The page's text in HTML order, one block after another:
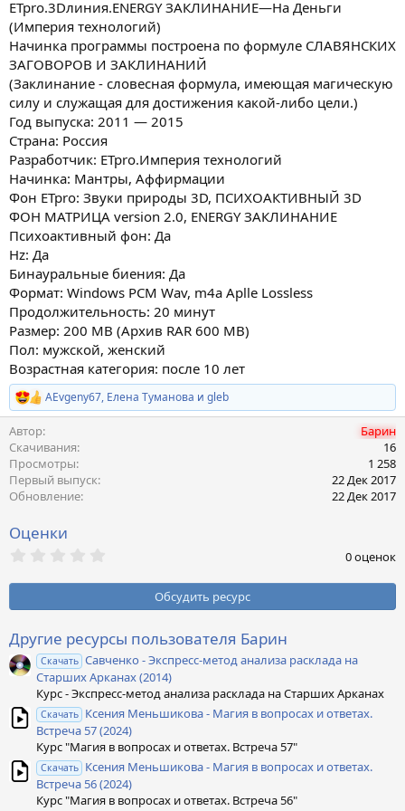
ETpro.3Dлиния.ENERGY ЗАКЛИНАНИЕ—На Деньги
(Империя технологий)
Начинка программы построена по формуле СЛАВЯНСКИХ
ЗАГОВОРОВ И ЗАКЛИНАНИЙ
(Заклинание - словесная формула, имеющая магическую
силу и служащая для достижения какой-либо цели.)
Год выпуска: 2011 — 2015
Страна: Россия
Разработчик: ETpro.Империя технологий
Начинка: Мантры, Аффирмации
Фон ETpro: Звуки природы 3D, ПСИХОАКТИВНЫЙ 3D
ФОН МАТРИЦА version 2.0, ENERGY ЗАКЛИНАНИЕ
Психоактивный фон: Да
Hz: Да
Бинауральные биения: Да
Формат: Windows PCM Wav, m4a Aplle Lossless
Продолжительность: 20 минут
Размер: 200 MB (Архив RAR 600 MB)
Пол: мужской, женский
Возрастная категория: после 10 лет
Р
е
а
к
ц
и
и
:
AEvgeny67, Елена Туманова и gleb
Автор
Барин
Скачивания
16
Просмотры
1 258
Первый выпуск
22 Дек 2017
Обновление
22 Дек 2017
Оценки
0
з
ё
з
д
0 оценок
Обсудить ресурс
Другие ресурсы пользователя Барин
Скачать Савченко - Экспресс-метод анализа расклада на
Старших Арканах (2014)
Курс - Экспресс-метод анализа расклада на Старших Арканах
Скачать Ксения Меньшикова - Магия в вопросах и ответах.
Встреча 57 (2024)
Курс "Магия в вопросах и ответах. Встреча 57"
Скачать Ксения Меньшикова - Магия в вопросах и ответах.
Встреча 56 (2024)
Курс "Магия в вопросах и ответах. Встреча 56"